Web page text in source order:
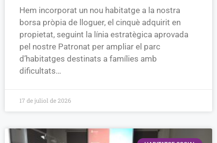
Hem incorporat un nou habitatge a la nostra
borsa pròpia de lloguer, el cinquè adquirit en
propietat, seguint la línia estratègica aprovada
pel nostre Patronat per ampliar el parc
d’habitatges destinats a famílies amb
dificultats…
17 de juliol de 2026